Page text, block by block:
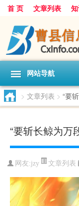
首 页 文章列表
网站导航
> 文章列表 > “要
“要斩长鲸为万
网友:jzy 文章列表